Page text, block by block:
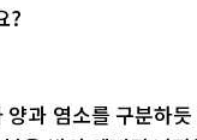
?
과 염소를 구분하